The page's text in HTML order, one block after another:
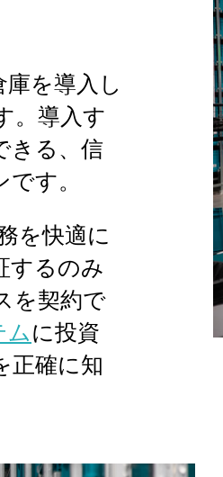
を導入し
。導入す
きる、信
す。
を快適に
するのみ
を契約で
ムに投資
正確に知